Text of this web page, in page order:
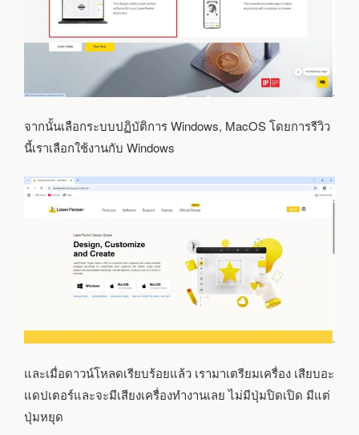
จากนั้นเลือกระบบปฏิบัติการ Windows, MacOS โดยการรีวิว
นี้เราเลือกใช้งานกับ Windows
และเมื่อดาวน์โหลดเรียบร้อยแล้ว เรามาเตรียมเครื่อง เสียบอะ
แดปเตอร์และจะมีเสียงเครื่องทำงานเลย ไม่มีปุ่มปิดเปิด มีแต่
ปุ่มหยุด